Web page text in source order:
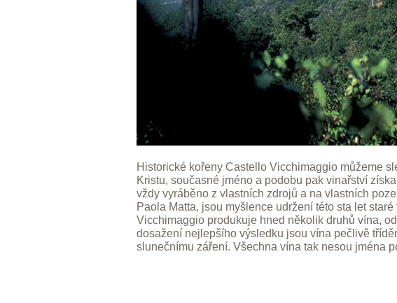
Historické kořeny Castello Vicchimaggio můžeme
Kristu, současné jméno a podobu pak vinařství
vždy vyráběno z vlastních zdrojů a na vlastních
Paola Matta, jsou myšlence udržení této sta let
Vicchimaggio produkuje hned několik druhů vína,
dosažení nejlepšího výsledku jsou vína pečlivě
slunečnímu záření. Všechna vína tak nesou jména